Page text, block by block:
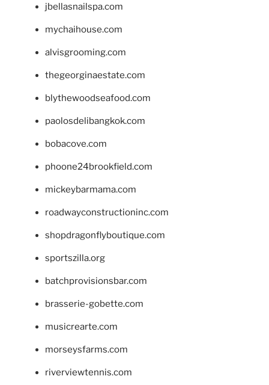
jbellasnailspa.com
mychaihouse.com
alvisgrooming.com
thegeorginaestate.com
blythewoodseafood.com
paolosdelibangkok.com
bobacove.com
phoone24brookfield.com
mickeybarmama.com
roadwayconstructioninc.com
shopdragonflyboutique.com
sportszilla.org
batchprovisionsbar.com
brasserie-gobette.com
musicrearte.com
morseysfarms.com
riverviewtennis.com